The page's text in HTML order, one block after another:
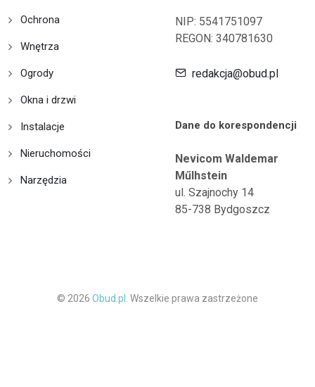
Ochrona
Wnętrza
Ogrody
Okna i drzwi
Instalacje
Nieruchomości
Narzędzia
NIP: 5541751097
REGON: 340781630
redakcja@obud.pl
Dane do korespondencji
Nevicom Waldemar
Műlhstein
ul. Szajnochy 14
85-738 Bydgoszcz
© 2026 Obud.pl. Wszelkie prawa zastrzeżone